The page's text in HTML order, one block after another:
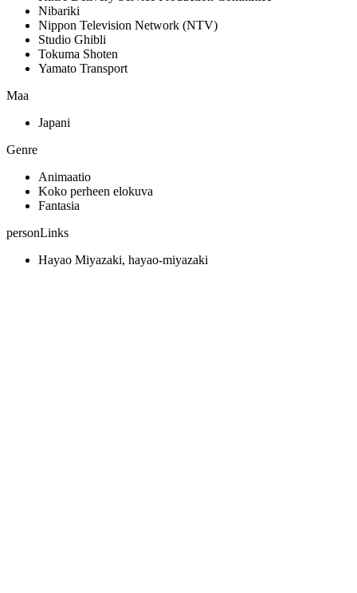
Nibariki
Nippon Television Network (NTV)
Studio Ghibli
Tokuma Shoten
Yamato Transport
Maa
Japani
Genre
Animaatio
Koko perheen elokuva
Fantasia
personLinks
Hayao Miyazaki, hayao-miyazaki